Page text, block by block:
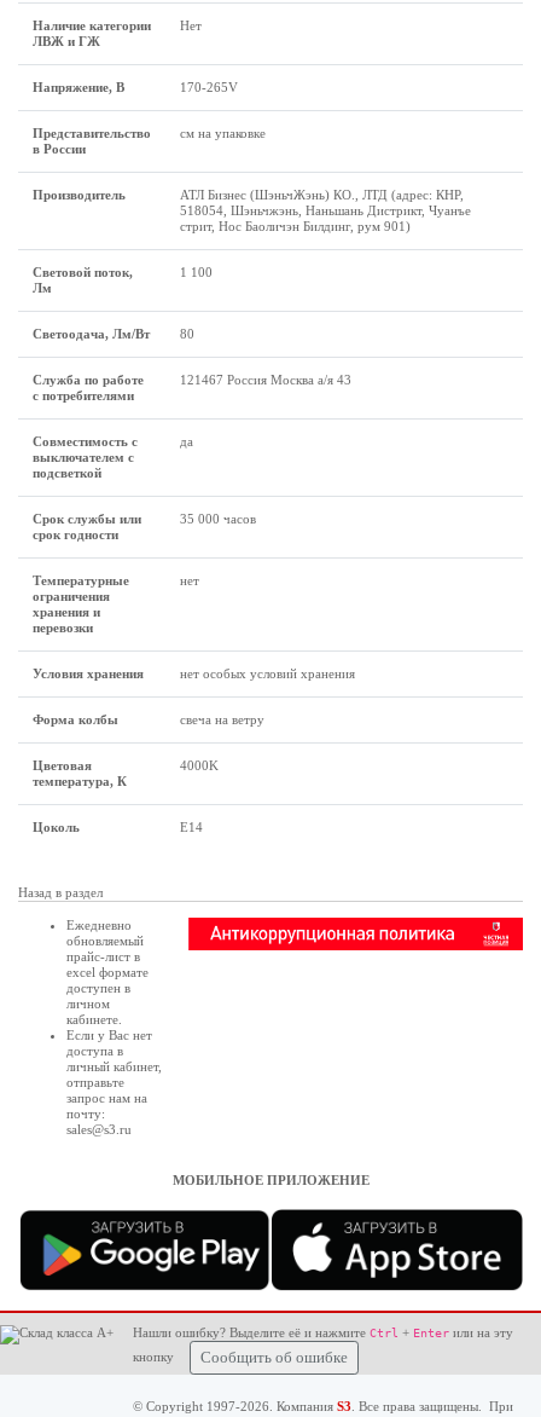
Наличие категории
ЛВЖ и ГЖ
Нет
Напряжение, В 170-265V
Представительство
в России
см на упаковке
Производитель
АТЛ Бизнес (ШэньчЖэнь) КО., ЛТД (адрес: КНР,
518054, Шэньчжэнь, Наньшань Дистрикт, Чуанъе
стрит, Нос Баоличэн Билдинг, рум 901)
Световой поток,
Лм
1 100
Светоодача, Лм/Вт 80
Служба по работе
с потребителями
121467 Россия Москва а/я 43
Совместимость с
выключателем с
подсветкой
да
Срок службы или
срок годности
35 000 часов
Температурные
ограничения
хранения и
перевозки
нет
Условия хранения нет особых условий хранения
Форма колбы свеча на ветру
Цветовая
температура, К
4000K
Цоколь E14
Назад в раздел
Ежедневно
обновляемый
прайс-лист в
excel формате
доступен в
личном
кабинете
Если у Вас нет
доступа в
личный кабинет,
отправьте
запрос нам на
почту:
sales@s3.ru
МОБИЛЬНОЕ ПРИЛОЖЕНИЕ
Нашли ошибку? Выделите её и нажмите Ctrl + Enter или на эту
кнопку
Сообщить об ошибке
© Copyright 1997-2026. Компания S3 . Все права защищены. При